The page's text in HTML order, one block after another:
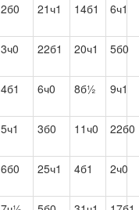
2б0 21ч1 14б1 6ч1
3ч0 22б1 20ч1 5б0
4б1 6ч0 8б½ 9ч1
5ч1 3б0 11ч0 22б0
6б0 25ч1 4б1 2ч0